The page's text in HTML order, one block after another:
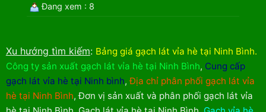
Đang xem : 8
Xu hướng tìm kiếm: Bảng giá gạch lát vỉa hè tại Ninh Bình.
Công ty sản xuất gạch lát vỉa hè tại Ninh Bình, Cung cấp
gạch lát vỉa hè tại Ninh bình,Địa chỉ phân phối gạch lát vỉa
hè tại Ninh Bình,Đơn vị sản xuất và phân phối gạch lát vỉa